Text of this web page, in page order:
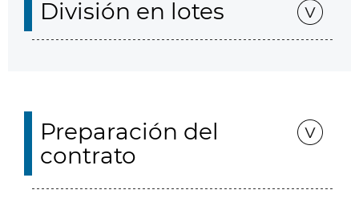
División en lotes
Preparación del
contrato